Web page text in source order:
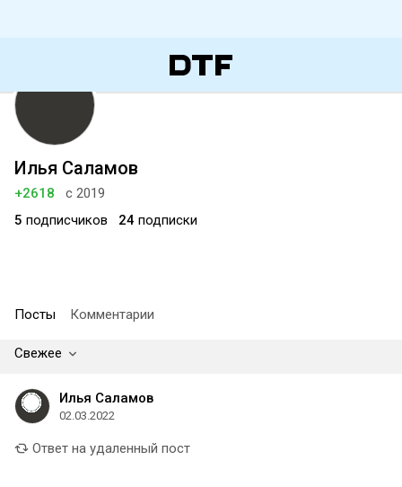
Илья Саламов
+2618
с 2019
5 подписчиков 24 подписки
Посты Комментарии
Свежее
Илья Саламов
02.03.2022
Ответ на удаленный пост